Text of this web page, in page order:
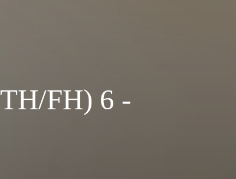
FH) 6 -